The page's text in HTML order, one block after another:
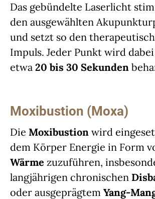
Das gebündelte Laserlicht
den ausgewählten
und setzt so den
Impuls. Jeder Punkt wird
etwa20 bis 30 Sekunden
Moxibustion (Moxa)
Die Moxibustion wird
dem Körper Energie in Form
Wärme zuzuführen,
langjährigen chronischen
oder ausgeprägtemYang-